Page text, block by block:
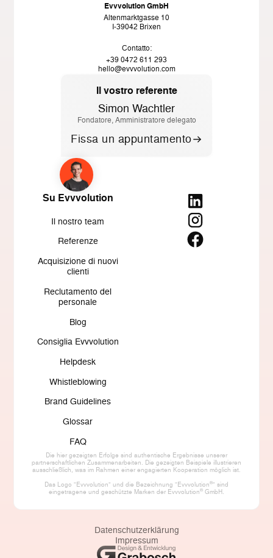
Evvvolution GmbH
Altenmarktgasse 10
I-39042 Brixen
Contatto:
+39 0472 611 293
hello@evvvolution.com
Il vostro referente
Simon Wachtler
Fondatore, Amministratore delegato
Fissa un appuntamento
Su Evvvolution
Il nostro team
Referenze
Acquisizione di nuovi
clienti
Reclutamento del
personale
Blog
Consiglia Evvvolution
Helpdesk
Whistleblowing
Brand Guidelines
Glossar
FAQ
Die hier gezeigten Erfolge sind authentische Ergebnisse unserer
partnerschaftlichen Zusammenarbeiten. Die gezeigten Beispiele illustrieren
ausschließlich, was im Rahmen einer engagierten Kooperation möglich ist.
Das Logo "Evvvolution" und die Bezeichnung "Evvvolution®" sind
eingetragene und geschützte Marken der Evvvolution® GmbH.
Datenschutzerklärung
Impressum